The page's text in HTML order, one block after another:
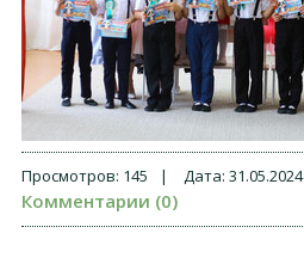
Просмотров: 145 | Дата: 31.05.2024
Комментарии (0)